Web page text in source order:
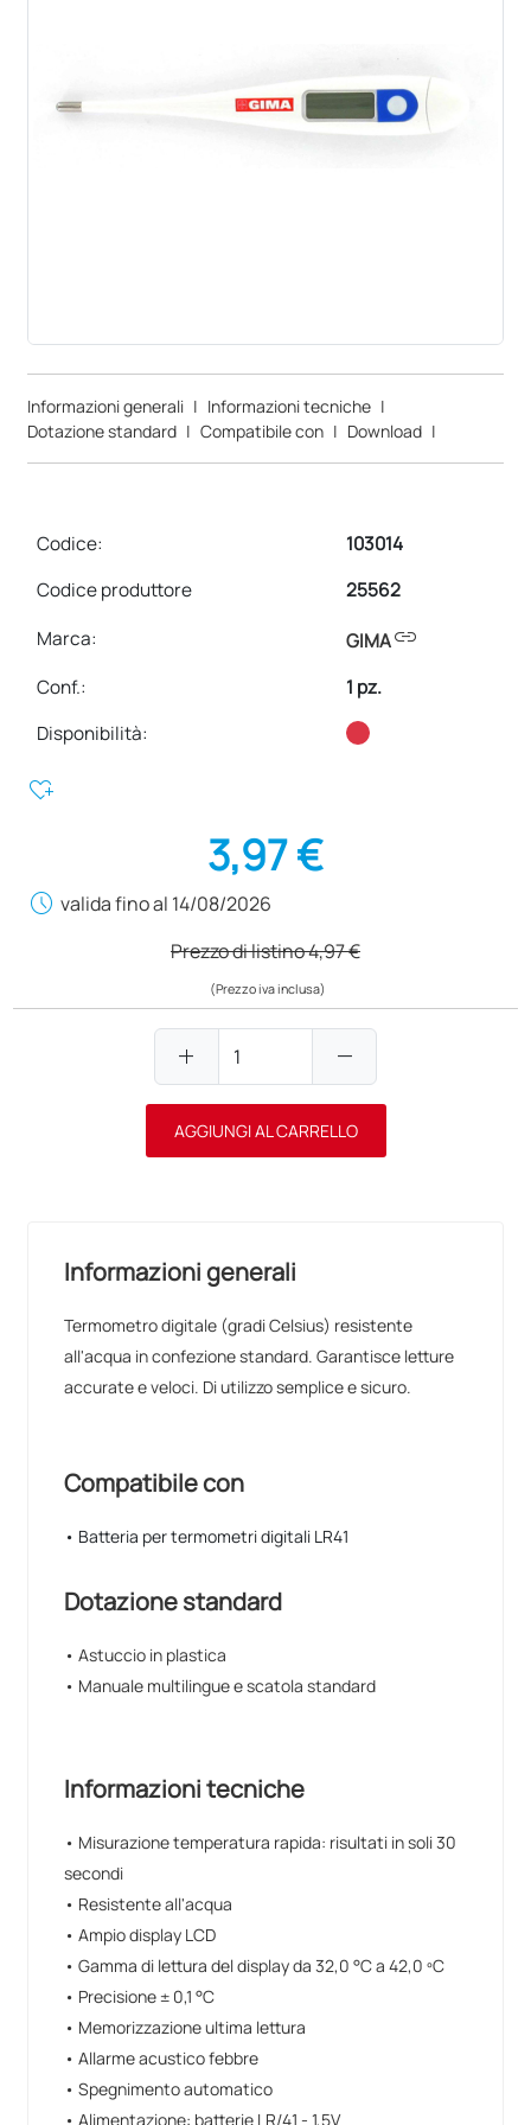
Informazioni generali | Informazioni tecniche |
Dotazione standard | Compatibile con | Download |
Codice:
103014
Codice produttore
25562
Marca:
GIMAlink
Conf.:
1 pz.
Disponibilità:
heart_plus
3,97 €
schedule valida fino al 14/08/2026
Prezzo di listino4,97 €
(Prezzo iva inclusa)
add remove
AGGIUNGI AL CARRELLO
Informazioni generali
Termometro digitale (gradi Celsius) resistente
all'acqua in confezione standard. Garantisce letture
accurate e veloci. Di utilizzo semplice e sicuro.
Compatibile con
• Batteria per termometri digitali LR41
Dotazione standard
• Astuccio in plastica
• Manuale multilingue e scatola standard
Informazioni tecniche
• Misurazione temperatura rapida: risultati in soli 30
secondi
• Resistente all'acqua
• Ampio display LCD
• Gamma di lettura del display da 32,0 °C a 42,0 ºC
• Precisione ± 0,1 °C
• Memorizzazione ultima lettura
• Allarme acustico febbre
• Spegnimento automatico
• Alimentazione: batterie LR/41 - 1,5V